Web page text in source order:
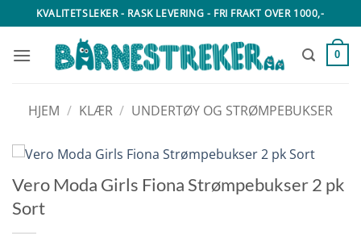
to
content
KVALITETSLEKER - RASK LEVERING - FRI FRAKT OVER 1000,-
0
HJEM / KLÆR / UNDERTØY OG STRØMPEBUKSER
Vero Moda Girls Fiona Strømpebukser 2 pk
Sort